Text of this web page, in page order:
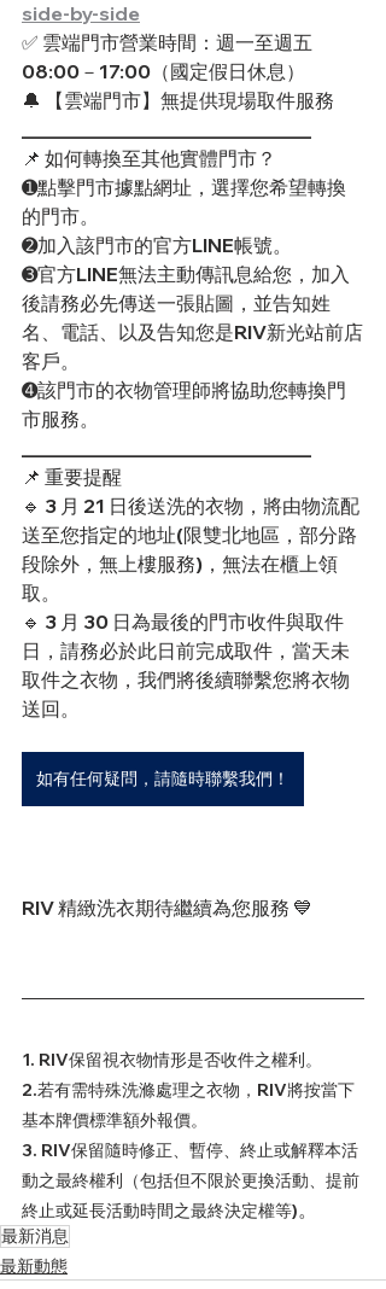
side-by-side
✅ 雲端門市營業時間：週一至週五
08:00－17:00（國定假日休息）
🔔 【雲端門市】無提供現場取件服務
📌 如何轉換至其他實體門市？
➊點擊門市據點網址，選擇您希望轉換
的門市。
➋加入該門市的官方LINE帳號。
➌官方LINE無法主動傳訊息給您，加入
後請務必先傳送一張貼圖，並告知姓
名、電話、以及告知您是RIV新光站前店
客戶。
➍該門市的衣物管理師將協助您轉換門
市服務。
📌 重要提醒
🔹 3 月 21 日後送洗的衣物，將由物流配
送至您指定的地址(限雙北地區，部分路
段除外，無上樓服務)，無法在櫃上領
取。
🔹 3 月 30 日為最後的門市收件與取件
日，請務必於此日前完成取件，當天未
取件之衣物，我們將後續聯繫您將衣物
送回。
如有任何疑問，請隨時聯繫我們！
RIV 精緻洗衣期待繼續為您服務 💙
1. RIV保留視衣物情形是否收件之權利。
2.若有需特殊洗滌處理之衣物，RIV將按當下
基本牌價標準額外報價。
3. RIV保留隨時修正、暫停、終止或解釋本活
動之最終權利（包括但不限於更換活動、提前
終止或延長活動時間之最終決定權等)。
最新消息
最新動態